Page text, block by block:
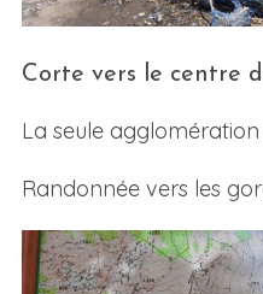
Corte vers le centre
La seule
Randonnée vers les